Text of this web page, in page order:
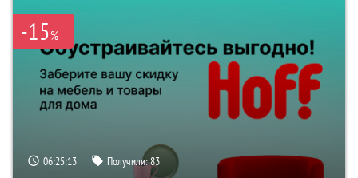
-15%
06:25:12 Получили:83